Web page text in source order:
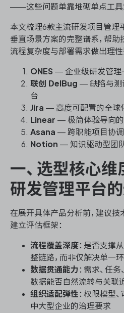
ONES 资讯
——这些问题单靠堆砌单点工具
本文梳理6款主流研发项目管理
垂直场景方案的完整谱系，帮助
流程复杂度与部署需求做出理性
ONES — 企业级研发管理
联创 DelBug — 缺陷与测
台
Jira — 高度可配置的全球
Linear — 极简体验导向
Asana — 跨职能项目协
Notion — 知识驱动型团
一、选型核心维
研发管理平台
在展开具体产品分析前，建议
建立评估框架：
流程覆盖深度：是否支撑
整链路，而非仅解决单一
数据贯通能力 ：需求、任
数据能否自然流转与关联
组织适配弹性 ：权限模型
中大型企业的治理要求